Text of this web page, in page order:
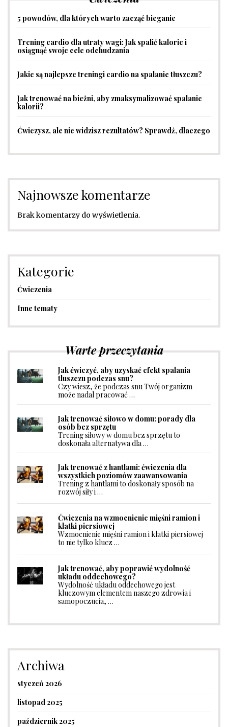
5 powodów, dla których warto zacząć bieganie
Trening cardio dla utraty wagi: Jak spalić kalorie i
osiągnąć swoje cele odchudzania
Jakie są najlepsze treningi cardio na spalanie tłuszczu?
Jak trenować na bieżni, aby zmaksymalizować spalanie
kalorii?
Ćwiczysz, ale nie widzisz rezultatów? Sprawdź, dlaczego
Najnowsze komentarze
Brak komentarzy do wyświetlenia.
Kategorie
Ćwiczenia
Inne tematy
Warte przeczytania
Jak ćwiczyć, aby uzyskać efekt spalania
tluszczu podczas snu?
Czy wiesz, że podczas snu Twój organizm
może nadal pracować …
Jak trenować siłowo w domu: porady dla
osób bez sprzętu
Trening siłowy w domu bez sprzętu to
doskonała alternatywa dla …
Jak trenować z hantlami: ćwiczenia dla
wszystkich poziomów zaawansowania
Trening z hantlami to doskonały sposób na
rozwój siły i …
Ćwiczenia na wzmocnienie mięśni ramion i
klatki piersiowej
Wzmocnienie mięśni ramion i klatki piersiowej
to nie tylko klucz …
Jak trenować, aby poprawić wydolność
układu oddechowego?
Wydolność układu oddechowego jest
kluczowym elementem naszego zdrowia i
samopoczucia, …
Archiwa
styczeń 2026
listopad 2025
październik 2025